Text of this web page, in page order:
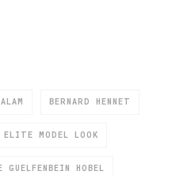
BERNARD HENNET
ELITE MODEL LOOK
GUELFENBEIN HOBEL